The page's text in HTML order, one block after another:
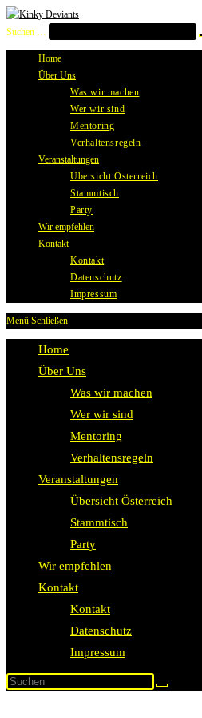
Zum
Inhalt
Suchen …
Home
Über Uns
Was wir machen
Wer wir sind
Mentoring
Verhaltensregeln
Veranstaltungen
Übersicht Österreich
Stammtisch
Party
Wir empfehlen
Kontakt
Kontakt
Datenschutz
Impressum
Menü Schließen
Home
Über Uns
Was wir machen
Wer wir sind
Mentoring
Verhaltensregeln
Veranstaltungen
Übersicht Österreich
Stammtisch
Party
Wir empfehlen
Kontakt
Kontakt
Datenschutz
Impressum